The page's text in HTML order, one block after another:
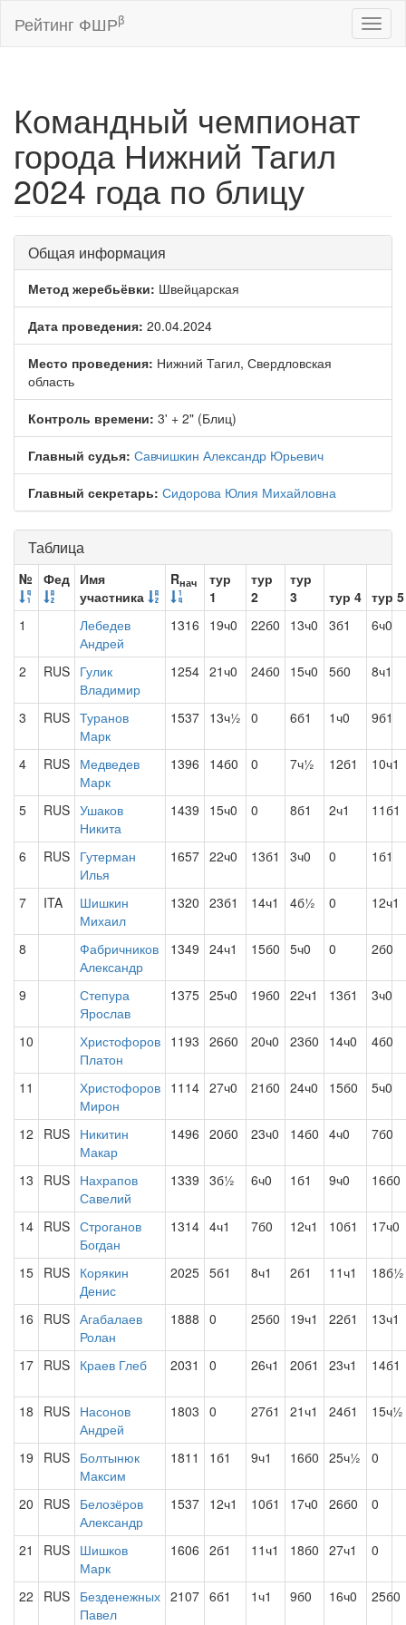
Рейтинг ФШРβ
Командный чемпионат
города Нижний Тагил
2024 года по блицу
Общая информация
Метод жеребьёвки: Швейцарская
Дата проведения: 20.04.2024
Место проведения: Нижний Тагил, Свердловская
область
Контроль времени: 3' + 2" (Блиц)
Главный судья: Савчишкин Александр Юрьевич
Главный секретарь: Сидорова Юлия Михайловна
Таблица
№ Фед Имя
участника
Rнач
тур
1
тур
2
тур
3
тур 4 тур 5
1
Лебедев
Андрей
1316 19ч0 22б0 13ч0 3б1 6ч0
2 RUS Гулик
Владимир
1254 21ч0 24б0 15ч0 5б0 8ч1
3 RUS Туранов
Марк
1537 13ч½ 0 6б1 1ч0 9б1
4 RUS Медведев
Марк
1396 14б0 0 7ч½ 12б1 10ч1
5 RUS Ушаков
Никита
1439 15ч0 0 8б1 2ч1 11б1
6 RUS Гутерман
Илья
1657 22ч0 13б1 3ч0 0 1б1
7 ITA
Шишкин
Михаил
1320 23б1 14ч1 4б½ 0 12ч1
8
Фабричников
Александр
1349 24ч1 15б0 5ч0 0 2б0
9
Степура
Ярослав
1375 25ч0 19б0 22ч1 13б1 3ч0
10
Христофоров
Платон
1193 26б0 20ч0 23б0 14ч0 4б0
11
Христофоров
Мирон
1114 27ч0 21б0 24ч0 15б0 5ч0
12 RUS Никитин
Макар
1496 20б0 23ч0 14б0 4ч0 7б0
13 RUS Нахрапов
Савелий
1339 3б½ 6ч0 1б1 9ч0 16б0
14 RUS Строганов
Богдан
1314 4ч1 7б0 12ч1 10б1 17ч0
15 RUS Корякин
Денис
2025 5б1 8ч1 2б1 11ч1 18б½
16 RUS Агабалаев
Ролан
1888 0 25б0 19ч1 22б1 13ч1
17 RUS Краев Глеб 2031 0 26ч1 20б1 23ч1 14б1
18 RUS Насонов
Андрей
1803 0 27б1 21ч1 24б1 15ч½
19 RUS Болтынюк
Максим
1811 1б1 9ч1 16б0 25ч½ 0
20 RUS Белозёров
Александр
1537 12ч1 10б1 17ч0 26б0 0
21 RUS Шишков
Марк
1606 2б1 11ч1 18б0 27ч1 0
22 RUS Безденежных
Павел
2107 6б1 1ч1 9б0 16ч0 25б0